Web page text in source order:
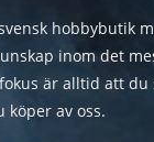
hobbybutik
inom det
är alltid att du
köper av oss.